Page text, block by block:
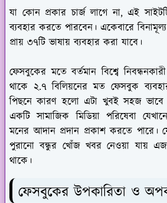
যা কোন প্রকার চার্জ লাগে না, এই
ব্যবহার করতে পারবেন। একেবারে
প্রায় ৩৭টি ভাষায় ব্যবহার করা যাবে।
ফেসবুকের মতে বর্তমান বিশ্বে
থাকে ২.৭ বিলিয়নের মত ফেসবুক
পিছনে কারণ হলো এটা খুবই সহজ ভাবে
একটি সামাজিক মিডিয়া পরিষেবা
মনের আদান প্রদান প্রকাশ করতে পারে।
পুরানো বন্ধুর খোঁজ খবর নেওয়া যায়
থাকে।
ফেসবুকের উপকারিতা ও